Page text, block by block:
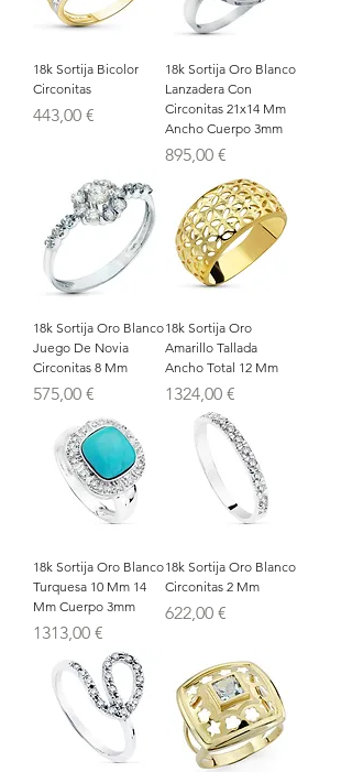
18k Sortija Bicolor
Circonitas
Precio
443,00 €
18k Sortija Oro Blanco
Lanzadera Con
Circonitas 21x14 Mm
Ancho Cuerpo 3mm
Precio
895,00 €
18k Sortija Oro Blanco
Juego De Novia
Circonitas 8 Mm
Precio
575,00 €
18k Sortija Oro
Amarillo Tallada
Ancho Total 12 Mm
Precio
1324,00 €
18k Sortija Oro Blanco
Turquesa 10 Mm 14
Mm Cuerpo 3mm
Precio
1313,00 €
18k Sortija Oro Blanco
Circonitas 2 Mm
Precio
622,00 €